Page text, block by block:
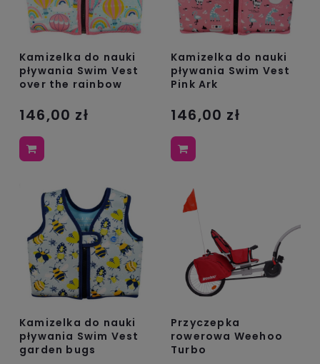
Kamizelka do nauki
pływania Swim Vest
over the rainbow
146,00 zł
Kamizelka do nauki
pływania Swim Vest
Pink Ark
146,00 zł
Kamizelka do nauki
pływania Swim Vest
garden bugs
Przyczepka
rowerowa Weehoo
Turbo